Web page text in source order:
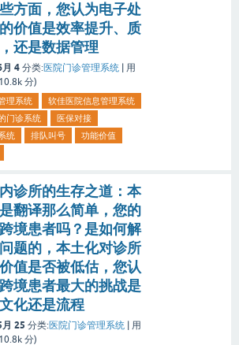
方面，您认为电子处
价值是效率提升、质
还是数据管理
月 4 分类:医院门诊管理系统
用
10.8k 分)
理系统
软佳医院信息管理系统
门诊系统
医保对接
统
排队叫号
功能价值
诊所的生存之道：本
翻译那么简单，您的
境患者吗？是如何解
题的，本土化对诊所
值是否被低估，您认
境患者最大的挑战是
化还是流程
月 25 分类:医院门诊管理系统
用
10.8k 分)